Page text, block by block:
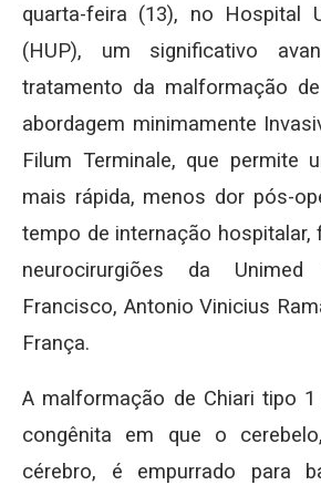
quarta-feira (13), no Hospital
(HUP), um significativo
tratamento da malformação
abordagem minimamente
Filum Terminale, que permite
mais rápida, menos dor pós-
tempo de internação hospitalar,
neurocirurgiões da
Francisco, Antonio Vinicius
França.
A malformação de Chiari tipo
congênita em que o
cérebro, é empurrado para